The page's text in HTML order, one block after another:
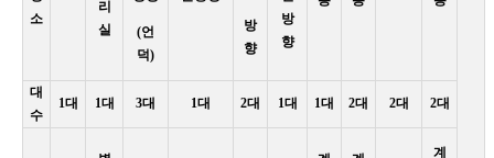
소
리
실
(언
덕)
방
향
방
향
대
수
1대 1대 3대 1대 2대 1대 1대 2대 2대 2대
계